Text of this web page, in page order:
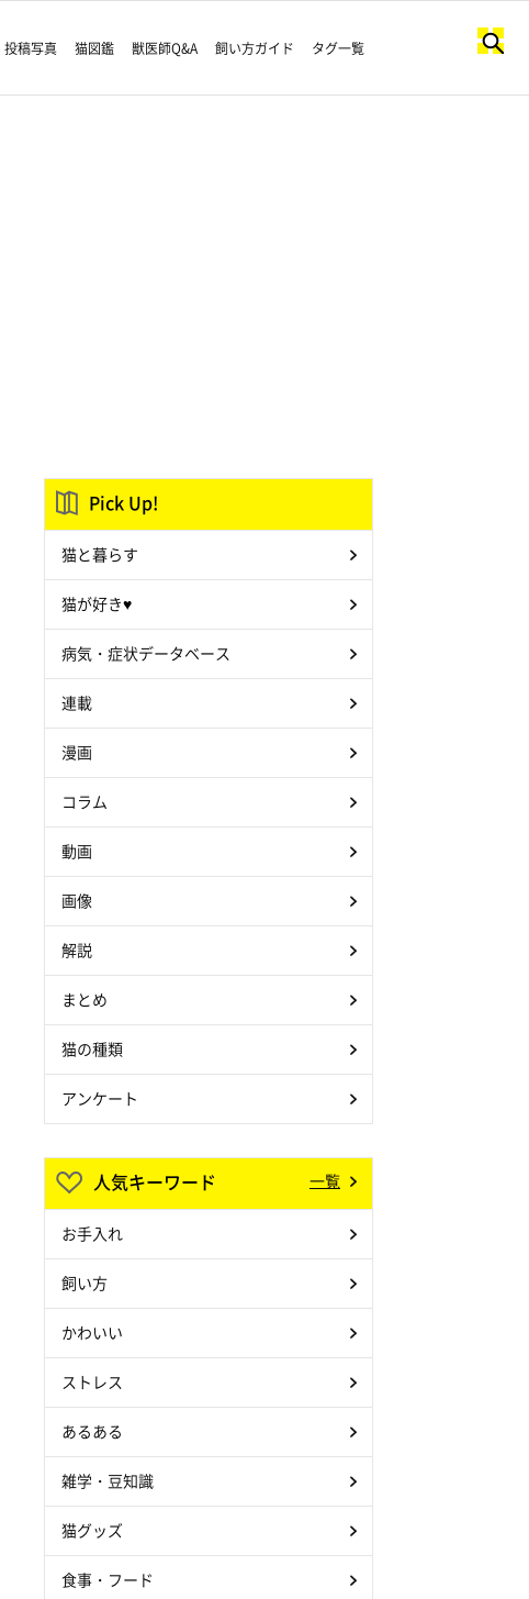
投稿写真 猫図鑑 獣医師Q&A 飼い方ガイド タグ一覧
Pick Up!
猫と暮らす
猫が好き♥
病気・症状データベース
連載
漫画
コラム
動画
画像
解説
まとめ
猫の種類
アンケート
人気キーワード 一覧
お手入れ
飼い方
かわいい
ストレス
あるある
雑学・豆知識
猫グッズ
食事・フード